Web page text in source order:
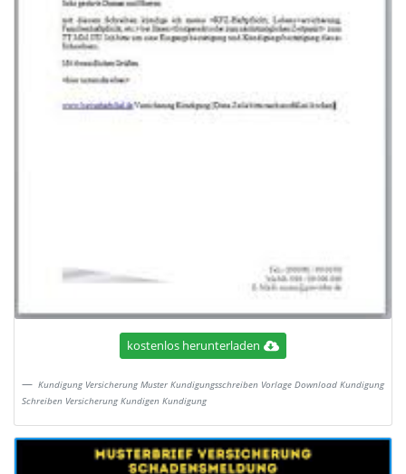
kostenlos herunterladen
Kundigung Versicherung Muster Kundigungsschreiben Vorlage Download Kundigung
Schreiben Versicherung Kundigen Kundigung